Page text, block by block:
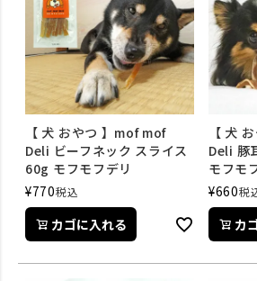
【 犬 おやつ 】mof mof
Deli ビーフネック スライス
60g モフモフデリ
¥770税込
カゴに入れる
【 犬
Deli 豚
モフモ
¥660税
カ